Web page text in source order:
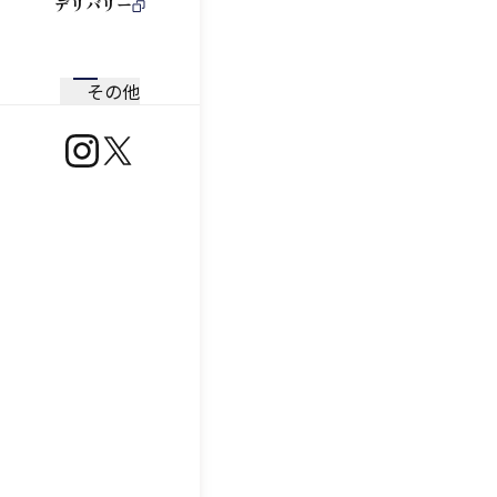
デリバリー
その他
https://www.instagram.com/ootoya.jp/
https://x.com/ootoya_gohan